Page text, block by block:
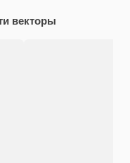
векторы